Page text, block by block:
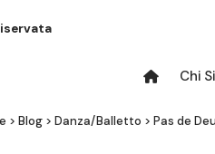
Chi
> Blog > Danza/Balletto > Pas de